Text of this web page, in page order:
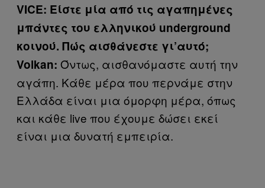
VICE: Είστε μία από τις αγαπημένες
μπάντες του ελληνικού underground
κοινού. Πώς αισθάνεστε γι’αυτό;
Volkan: Όντως, αισθανόμαστε αυτή την
αγάπη. Κάθε μέρα που περνάμε στην
Ελλάδα είναι μια όμορφη μέρα, όπως
και κάθε live που έχουμε δώσει εκεί
είναι μια δυνατή εμπειρία.